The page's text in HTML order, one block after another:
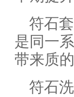
符石
是同一
带来质
符石